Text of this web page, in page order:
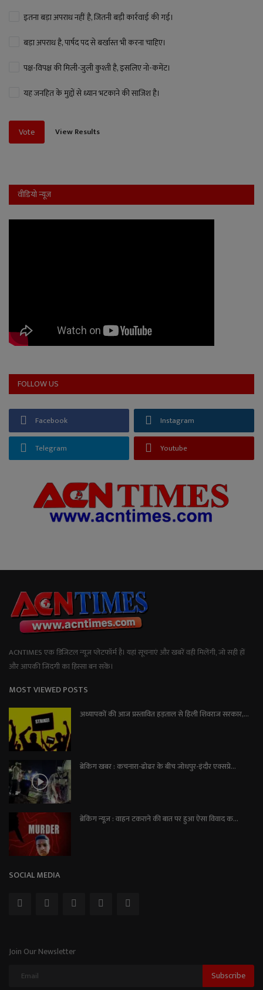
इतना बड़ा अपराध नहीं है, जितनी बड़ी कार्रवाई की गई।
बड़ा अपराध है, पार्षद पद से बर्खास्त भी करना चाहिए।
पक्ष-विपक्ष की मिली-जुली कुश्ती है, इसलिए नो-कमेंट।
यह जनहित के मुद्दों से ध्यान भटकाने की साजिश है।
Vote View Results
वीडियो न्यूज
FOLLOW US
Facebook Instagram
Telegram Youtube
ACNTIMES एक डिजिटल न्यूज प्लेटफॉर्म है। यहां सूचनाएं और खबरें वही मिलेंगी, जो सही हों
और आपकी जिंदगी का हिस्सा बन सकें।
MOST VIEWED POSTS
अध्यापकों की आज प्रस्तावित हड़ताल से हिली शिवराज सरकार,...
ब्रेकिंग खबर : कचनारा-ढोढर के बीच जोधपुर-इंदौर एक्सप्रे...
ब्रेकिंग न्यूज़ : वाहन टकराने की बात पर हुआ ऐसा विवाद क...
SOCIAL MEDIA
Join Our Newsletter
Subscribe